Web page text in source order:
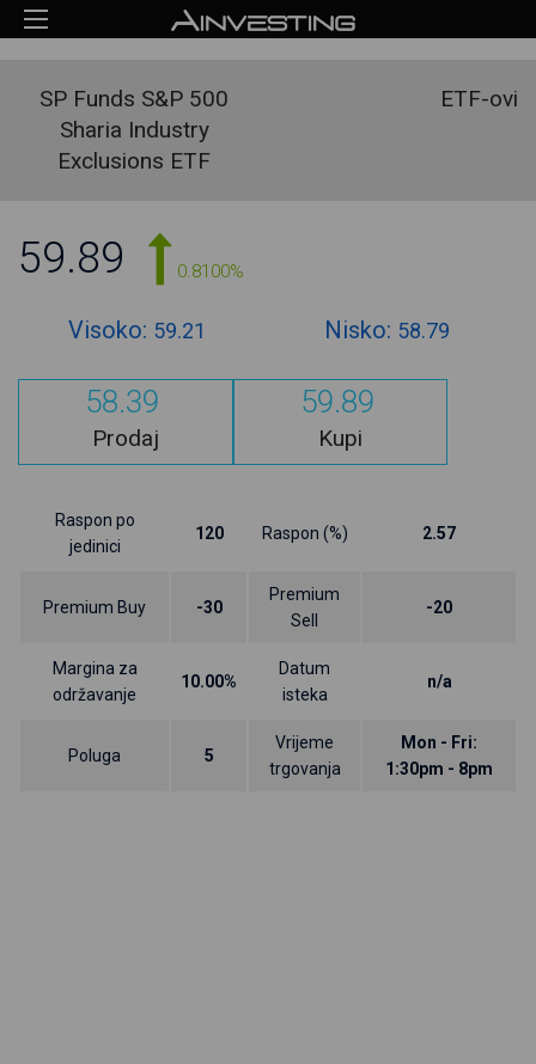
SP Funds S&P 500
Sharia Industry
Exclusions ETF
ETF-ovi
59.89 0.8100%
Visoko: 59.21 Nisko: 58.79
58.39
Prodaj
59.89
Kupi
Raspon po
jedinici
120 Raspon (%) 2.57
Premium Buy -30
Premium
Sell
-20
Margina za
održavanje
10.00%
Datum
isteka
n/a
Poluga 5
Vrijeme
trgovanja
Mon - Fri:
1:30pm - 8pm